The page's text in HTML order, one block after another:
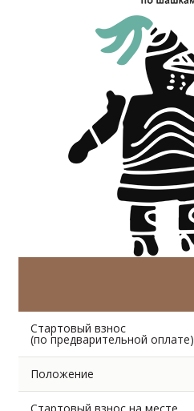
Стартовый взнос
(по предварительной оплате)
Положение